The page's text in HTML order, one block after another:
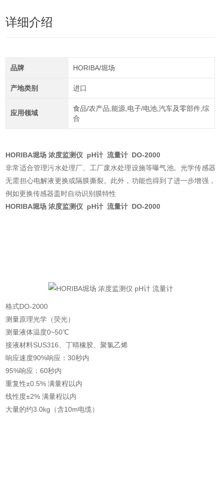
详细介绍
品牌 HORIBA/堀场
产地类别 进口
应用领域
食品/农产品,能源,电子/电池,汽车及零部件,综
合
HORIBA堀场 浓度监测仪 pH计 流量计 DO-2000
非常适合管理污水处理厂、工厂废水处理设施等曝气池。光学传感器
无需担心电解液更换或隔膜撕裂。此外，功能也得到了进一步增强，
例如更换传感器盖时自动识别膜特性
HORIBA堀场 浓度监测仪 pH计 流量计 DO-2000
格式DO-2000
测量原理光学（荧光）
测量液体温度0~50℃
接液材料SUS316、丁晴橡胶、聚氯乙烯
响应速度90%响应：30秒内
95%响应：60秒内
重复性±0.5% 满量程以内
线性度±2% 满量程以内
大量的约3.0kg（含10m电缆）